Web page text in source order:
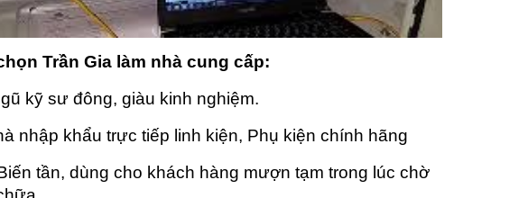
Trần Gia làm nhà cung cấp:
kỹ sư đông, giàu kinh nghiệm.
nhập khẩu trực tiếp linh kiện, Phụ kiện chính hãng
tần, dùng cho khách hàng mượn tạm trong lúc chờ